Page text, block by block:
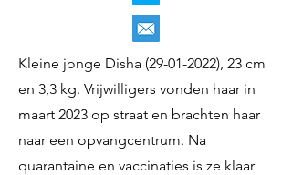
Kleine jonge Disha (29-01-2022), 23 cm
en 3,3 kg. Vrijwilligers vonden haar in
maart 2023 op straat en brachten haar
naar een opvangcentrum. Na
quarantaine en vaccinaties is ze klaar